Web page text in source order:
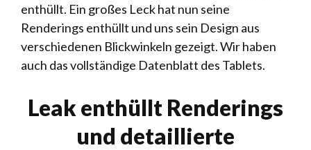
enthüllt. Ein großes Leck hat nun seine
Renderings enthüllt und uns sein Design aus
verschiedenen Blickwinkeln gezeigt. Wir haben
auch das vollständige Datenblatt des Tablets.
Leak enthüllt Renderings
und detaillierte